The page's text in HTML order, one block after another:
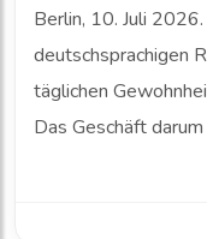
Berlin, 10. Juli
deutschsprachigen
täglichen
Das Geschäft